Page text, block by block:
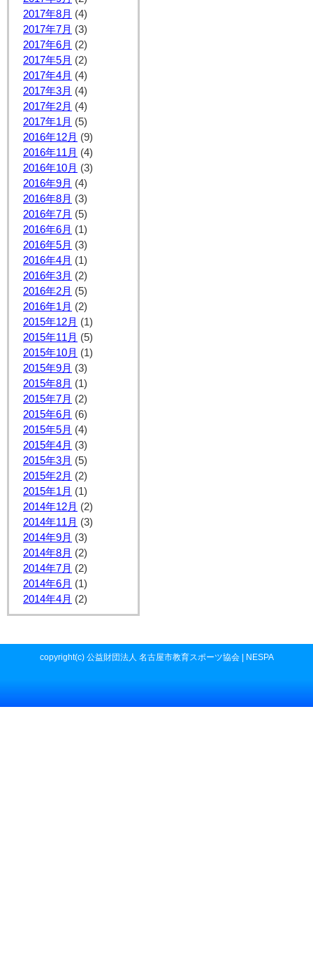
2017年8月 (4)
2017年7月 (3)
2017年6月 (2)
2017年5月 (2)
2017年4月 (4)
2017年3月 (4)
2017年2月 (4)
2017年1月 (5)
2016年12月 (9)
2016年11月 (4)
2016年10月 (3)
2016年9月 (4)
2016年8月 (3)
2016年7月 (5)
2016年6月 (1)
2016年5月 (3)
2016年4月 (1)
2016年3月 (2)
2016年2月 (5)
2016年1月 (2)
2015年12月 (1)
2015年11月 (5)
2015年10月 (1)
2015年9月 (3)
2015年8月 (1)
2015年7月 (2)
2015年6月 (6)
2015年5月 (4)
2015年4月 (3)
2015年3月 (5)
2015年2月 (2)
2015年1月 (1)
2014年12月 (2)
2014年11月 (3)
2014年9月 (3)
2014年8月 (2)
2014年7月 (2)
2014年6月 (1)
2014年4月 (2)
copyright(c) 公益財団法人 名古屋市教育スポーツ協会 | NESPA